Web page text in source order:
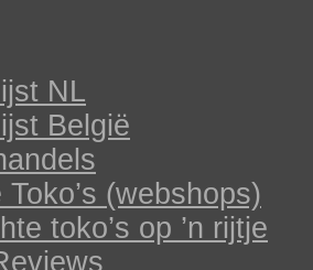
NL
België
Toko’s (webshops)
toko’s op ’n rijtje